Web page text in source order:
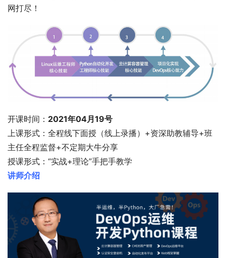
网打尽！
开课时间： 2021年04月19号
上课形式：全程线下面授（线上录播）+资深助教辅导+班
主任全程监督+不定期大牛分享
授课形式：“实战+理论”手把手教学
讲师介绍